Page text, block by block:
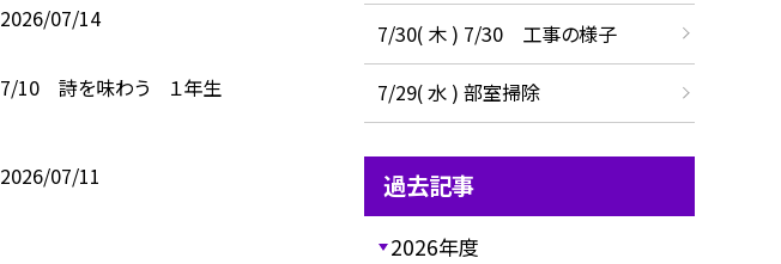
2026/07/14
7/10 詩を味わう １年生
2026/07/11
7/30( 木 ) 7/30 工事の様子
7/29( 水 ) 部室掃除
過去記事
2026年度